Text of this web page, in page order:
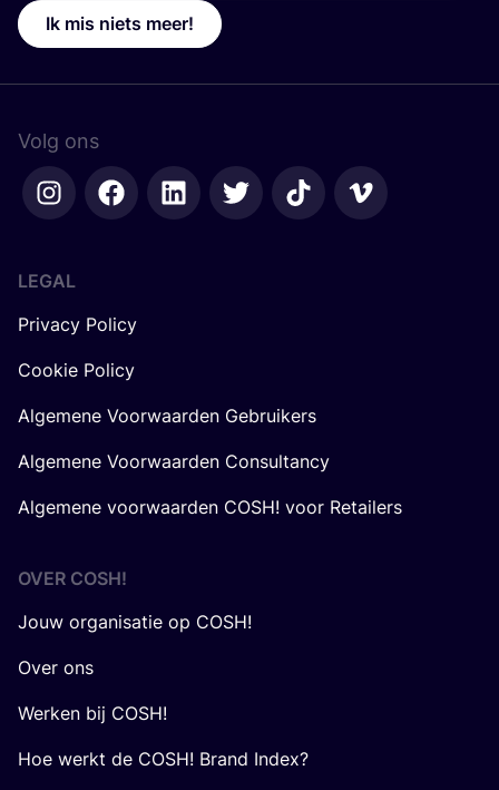
Ik mis niets meer!
Volg ons
LEGAL
Privacy Policy
Cookie Policy
Algemene Voorwaarden Gebruikers
Algemene Voorwaarden Consultancy
Algemene voorwaarden COSH! voor Retailers
OVER COSH!
Jouw organisatie op COSH!
Over ons
Werken bij COSH!
Hoe werkt de COSH! Brand Index?